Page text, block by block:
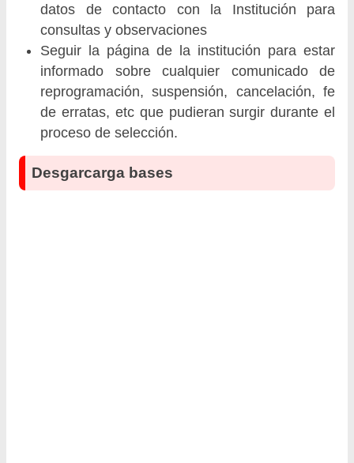
datos de contacto con la Institución para
consultas y observaciones
Seguir la página de la institución para estar
informado sobre cualquier comunicado de
reprogramación, suspensión, cancelación, fe
de erratas, etc que pudieran surgir durante el
proceso de selección.
Desgarcarga bases